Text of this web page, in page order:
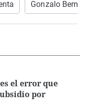
Gonzalo
el error que
por